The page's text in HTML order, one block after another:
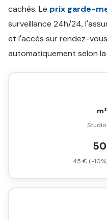
cachés. Le prix garde-
surveillance 24h/24,
et l'accès sur rendez-
automatiquement selon
45 € (-